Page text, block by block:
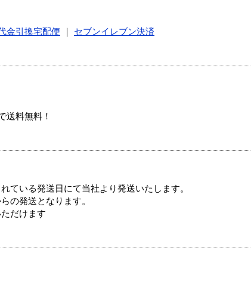
金引換宅配便
セブンイレブン決済
送料無料！
ている発送日にて当社より発送いたします。
の発送となります。
だけます